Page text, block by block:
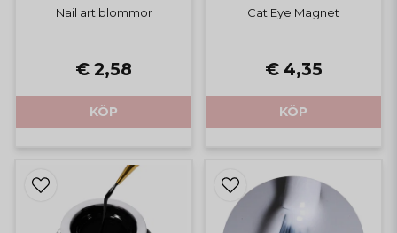
Nail art blommor
€ 2,58
KÖP
Cat Eye Magnet
€ 4,35
KÖP